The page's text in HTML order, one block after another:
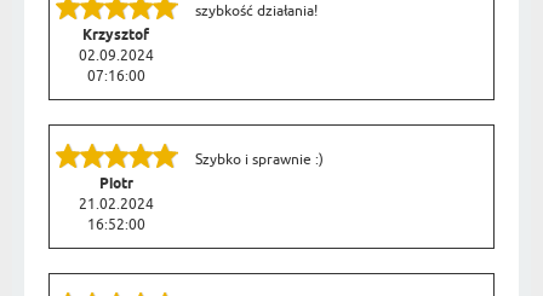
Krzysztof
02.09.2024
07:16:00
szybkość działania!
Piotr
21.02.2024
16:52:00
Szybko i sprawnie :)